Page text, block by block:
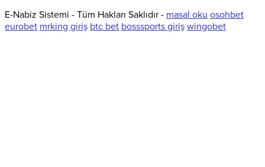
E-Nabiz Sistemi - Tüm Hakları Saklıdır - masal oku osohbet
eurobet mrking giriş btc bet bosssports giriş wingobet